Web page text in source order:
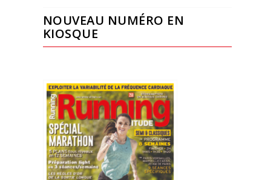
NOUVEAU NUMÉRO EN
KIOSQUE